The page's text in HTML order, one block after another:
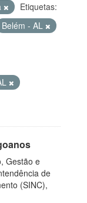
Etiquetas:
Belém - AL
Gestão e
de
(SINC),